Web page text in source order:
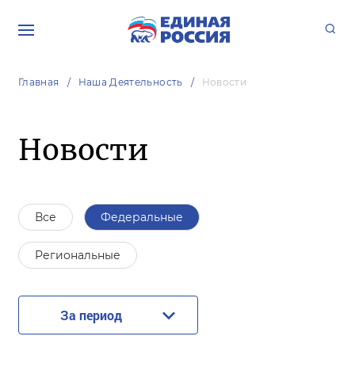
Главная Наша Деятельность Новости
Новости
Все Федеральные
Региональные
За период